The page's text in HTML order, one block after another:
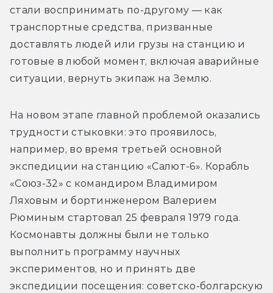
стали воспринимать по-другому — как
транспортные средства, призванные
доставлять людей или грузы на станцию и
готовые в любой момент, включая аварийные
ситуации, вернуть экипаж на Землю.
На новом этапе главной проблемой оказались
трудности стыковки: это проявилось,
например, во время третьей основной
экспедиции на станцию «Салют-6». Корабль
«Союз-32» с командиром Владимиром
Ляховым и бортинженером Валерием
Рюминым стартовал 25 февраля 1979 года.
Космонавты должны были не только
выполнить программу научных
экспериментов, но и принять две
экспедиции посещения: советско-болгарскую